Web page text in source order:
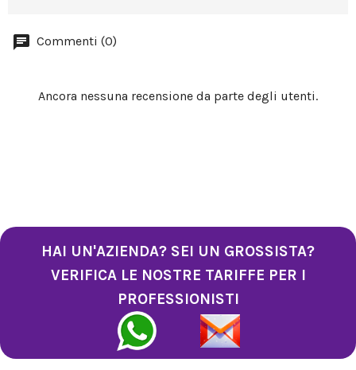
Commenti (0)
Ancora nessuna recensione da parte degli utenti.
HAI UN'AZIENDA? SEI UN GROSSISTA?
VERIFICA LE NOSTRE TARIFFE PER I
PROFESSIONISTI